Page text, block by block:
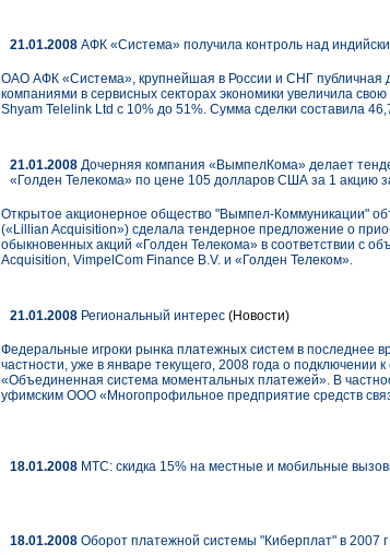
21.01.2008 АФК «Система» получила контроль над
ОАО АФК «Система», крупнейшая в России и СНГ
компаниями в сервисных секторах экономики увеличила
Shyam Telelink Ltd с 10% до 51%. Сумма сделки составила
21.01.2008 Дочерняя компания «ВымпелКома» делает
«Голден Телекома» по цене 105 долларов США за 1 акцию
Открытое акционерное общество "Вымпел-Коммуникации"
(«Lillian Acquisition») сделала тендерное предложение о
обыкновенных акций «Голден Телекома» в соответствии с
Acquisition, VimpelCom Finance B.V. и «Голден Телеком».
21.01.2008 Региональный интерес (Новости)
Федеральные игроки рынка платежных систем в последнее
частности, уже в январе текущего, 2008 года о
«Объединенная система моментальных платежей». В
уфимским ООО «Многопрофильное предприятие средств
18.01.2008 МТС: скидка 15% на местные и мобильные
18.01.2008 Оборот платежной системы "Киберплат" в 2007